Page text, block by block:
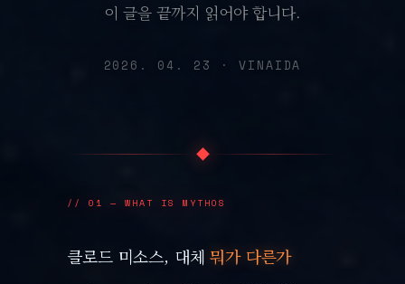
이 글을 끝까지 읽어야 합니다.
2026. 04. 23 · VINAIDA
◆
// 01 — WHAT IS MYTHOS
클로드 미소스, 대체뭐가 다른가